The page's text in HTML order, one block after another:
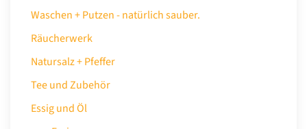
Waschen + Putzen - natürlich sauber.
Räucherwerk
Natursalz + Pfeffer
Tee und Zubehör
Essig und Öl